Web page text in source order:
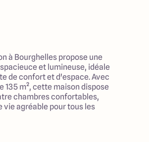
à Bourghelles propose une
et lumineuse, idéale
de confort et d'espace. Avec
135 m², cette maison dispose
chambres confortables,
vie agréable pour tous les
salon de 45 m² est conçu pour
parfait pour partager des